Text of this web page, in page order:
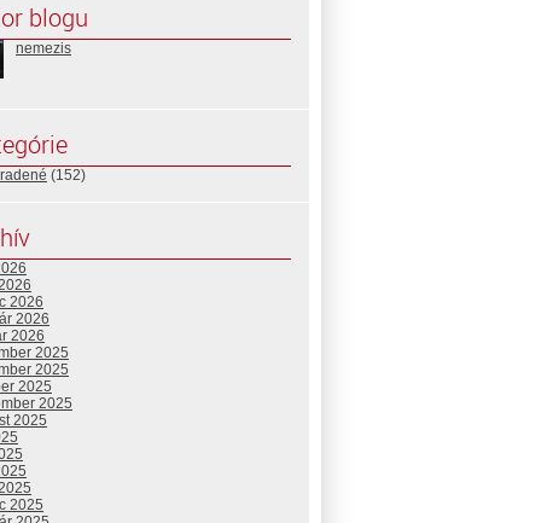
blogu
nemezis
(152)
2026
2026
2026
2025
2025
2025
2025
2025
2025